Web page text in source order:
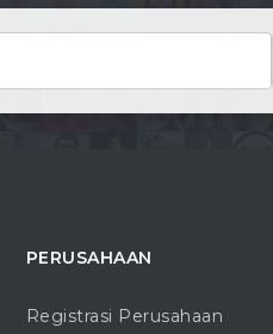
PERUSAHAAN
Registrasi Perusahaan